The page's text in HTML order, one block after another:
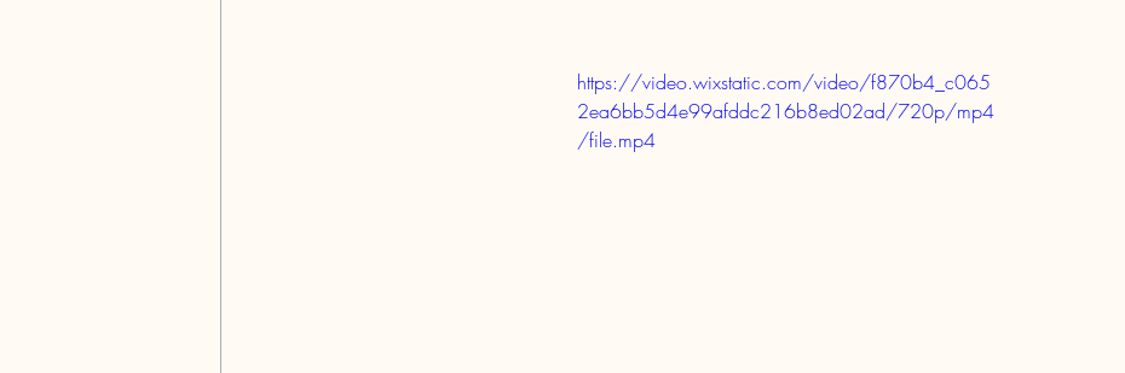
https://video.wixstatic.com/video/f870b4_c065
2ea6bb5d4e99afddc216b8ed02ad/720p/mp4
/file.mp4